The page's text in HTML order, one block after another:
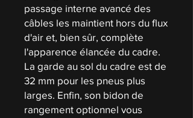
passage interne avancé des
câbles les maintient hors du flux
d'air et, bien sûr, complète
l'apparence élancée du cadre.
La garde au sol du cadre est de
32 mm pour les pneus plus
larges. Enfin, son bidon de
rangement optionnel vous